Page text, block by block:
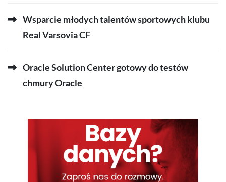
Wsparcie młodych talentów sportowych klubu
Real Varsovia CF
Oracle Solution Center gotowy do testów
chmury Oracle